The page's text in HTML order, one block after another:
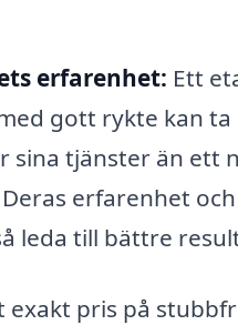
erfarenhet: Ett
gott rykte kan ta
sina tjänster än ett
erfarenhet
leda till bättre
exakt pris på